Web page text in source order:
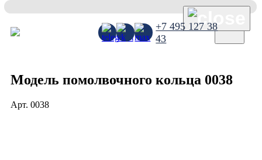
+7 495 127 38
43
Модель помолвочного кольца 0038
Арт. 0038
×